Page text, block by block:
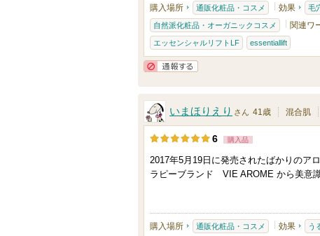
ー
に
お
り
さ
い
購入場所 通販化粧品・コスメ 効果 毛
自然派化粧品・オーガニックコスメ 関連ワ
エッセンシャルリフトLF essentiallift
いまほりえり さん 41歳 混合肌
6 購入品
2017年5月19日に発売されたばかりのア
ラピーブランド VIE AROME から美意
購入場所 通販化粧品・コスメ 効果 う